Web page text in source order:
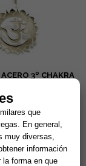
3º CHAKRA
solar: Se
la parte superior
en la zona...
que
En general,
muy diversas,
información
la forma en que